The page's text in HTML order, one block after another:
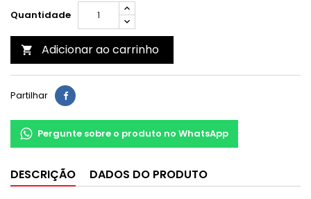
Quantidade
 Adicionar ao carrinho
Partilhar
Pergunte sobre o produto no WhatsApp
DESCRIÇÃO DADOS DO PRODUTO